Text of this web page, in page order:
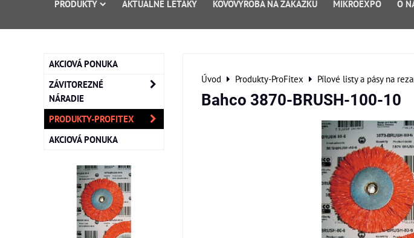
PRODUKTY AKTUÁLNE LETÁKY KOVOVÝROBA NA ZÁKAZKU MIKROEXPO O
Úvod Produkty-ProFitex Pílové listy a pásy na
Bahco 3870-BRUSH-100-10
AKCIOVÁ PONUKA
ZÁVITOREZNÉ
NÁRADIE
PRODUKTY-PROFITEX
AKCIOVÁ PONUKA